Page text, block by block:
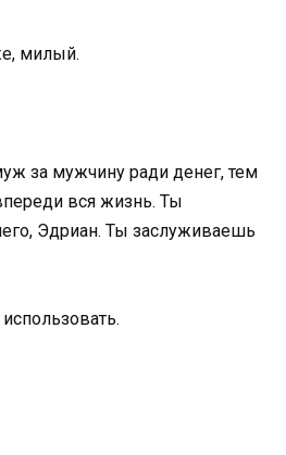
милый.
за мужчину ради денег, тем
вся жизнь. Ты
Эдриан. Ты заслуживаешь